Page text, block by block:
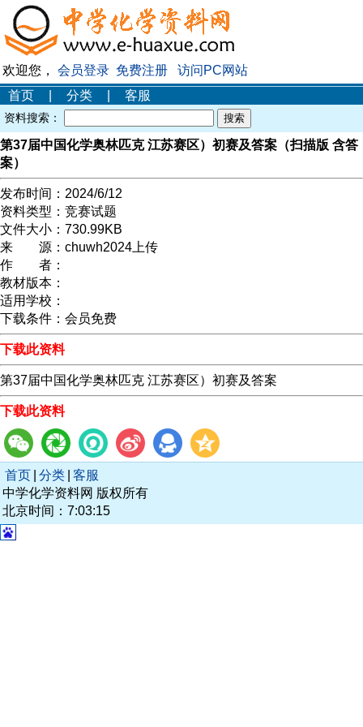
欢迎您， 会员登录 免费注册
访问PC网站
首页
分类 客服
资料搜索：
第37届中国化学奥林匹克 江苏赛区）初赛及答案（扫描版 含答
案）
发布时间： 2024/6/12
资料类型： 竞赛试题
文件大小： 730.99KB
来 源： chuwh2024上传
作 者：
教材版本：
适用学校：
下载条件： 会员免费
下载此资料
第37届中国化学奥林匹克 江苏赛区）初赛及答案
下载此资料
首页 分类 客服
中学化学资料网 版权所有
北京时间：7:03:15